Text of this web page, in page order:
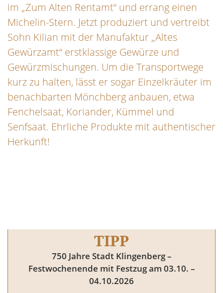
im „Zum Alten Rentamt“ und errang einen
Michelin-Stern. Jetzt produziert und vertreibt
Sohn Kilian mit der Manufaktur „Altes
Gewürzamt“ erstklassige Gewürze und
Gewürzmischungen. Um die Transportwege
kurz zu halten, lässt er sogar Einzelkräuter im
benachbarten Mönchberg anbauen, etwa
Fenchelsaat, Koriander, Kümmel und
Senfsaat. Ehrliche Produkte mit authentischer
Herkunft!
TIPP
750 Jahre Stadt Klingenberg –
Festwochenende mit Festzug am 03.10. –
04.10.2026